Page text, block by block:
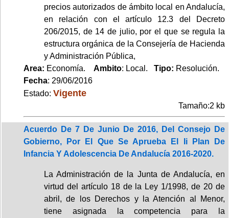
precios autorizados de ámbito local en Andalucía,
en relación con el artículo 12.3 del Decreto
206/2015, de 14 de julio, por el que se regula la
estructura orgánica de la Consejería de Hacienda
y Administración Pública,
Area: Economía. Ambito: Local. Tipo: Resolución.
Fecha: 29/06/2016
Estado: Vigente
Tamaño:2 kb
Acuerdo De 7 De Junio De 2016, Del Consejo De
Gobierno, Por El Que Se Aprueba El Ii Plan De
Infancia Y Adolescencia De Andalucía 2016-2020.
La Administración de la Junta de Andalucía, en
virtud del artículo 18 de la Ley 1/1998, de 20 de
abril, de los Derechos y la Atención al Menor,
tiene asignada la competencia para la